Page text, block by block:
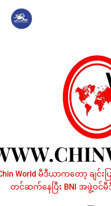
content
World မီဒီယာကတော့ ချ
တင်ဆက်နေပြီး BNI အဖွဲ့ဝင်